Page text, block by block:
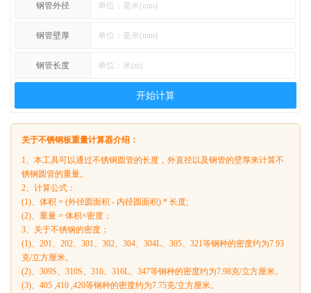
钢管外径
钢管壁厚
钢管长度
开始计算
关于不锈钢板重量计算器介绍：
1、本工具可以通过不锈钢圆管的长度，外直径以及钢管的壁厚来计算不
锈钢圆管的重量。
2、计算公式：
(1)、体积 = (外径圆面积 - 内径圆面积) * 长度;
(2)、重量 = 体积×密度；
3、关于不锈钢的密度：
(1)、201、202、301、302、304、304L、305、321等钢种的密度约为7.93
克/立方厘米。
(2)、309S、310S、316、316L、347等钢种的密度约为7.98克/立方厘米。
(3)、405 ,410 ,420等钢种的密度约为7.75克/立方厘米。